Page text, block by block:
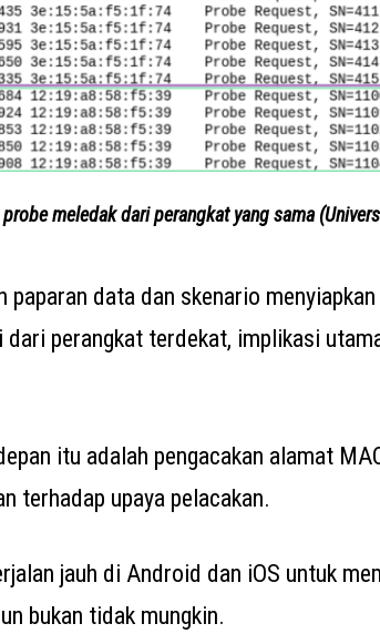
meledak dari perangkat yang sama
paparan data dan skenario
dari perangkat terdekat, implikasi
itu adalah pengacakan alamat
terhadap upaya pelacakan.
jauh di Android dan iOS untuk
bukan tidak mungkin.